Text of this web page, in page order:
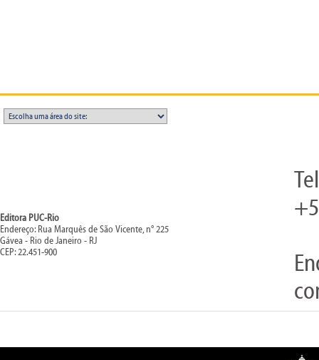
Editora PUC-Rio
Endereço: Rua Marquês de São Vicente, n° 225
Gávea - Rio de Janeiro - RJ
CEP: 22.451-900